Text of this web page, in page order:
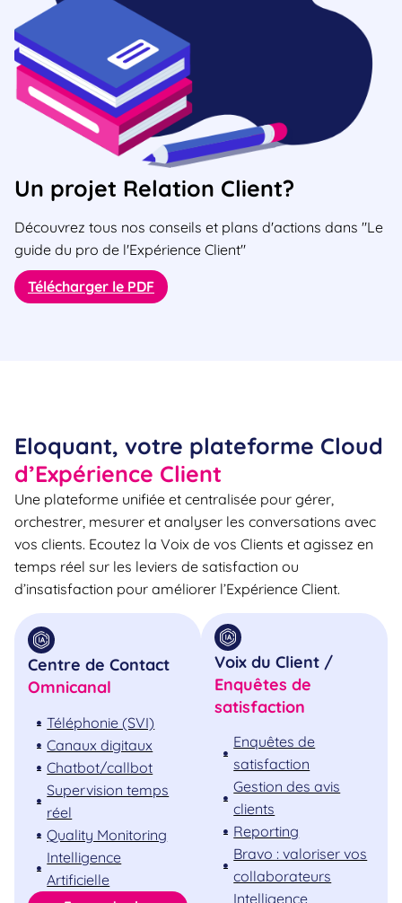
Un projet Relation Client?
Découvrez tous nos conseils et plans d'actions dans "Le
guide du pro de l'Expérience Client"
Télécharger le PDF
Eloquant, votre plateforme Cloud
d’Expérience Client
Une plateforme unifiée et centralisée pour gérer,
orchestrer, mesurer et analyser les conversations avec
vos clients. Ecoutez la Voix de vos Clients et agissez en
temps réel sur les leviers de satisfaction ou
d’insatisfaction pour améliorer l’Expérience Client.
Centre de Contact
Omnicanal
Téléphonie (SVI)
Canaux digitaux
Chatbot/callbot
Supervision temps
réel
Quality Monitoring
Intelligence
Artificielle
Voix du Client /
Enquêtes de
satisfaction
Enquêtes de
satisfaction
Gestion des avis
clients
Reporting
Bravo : valoriser vos
collaborateurs
Intelligence